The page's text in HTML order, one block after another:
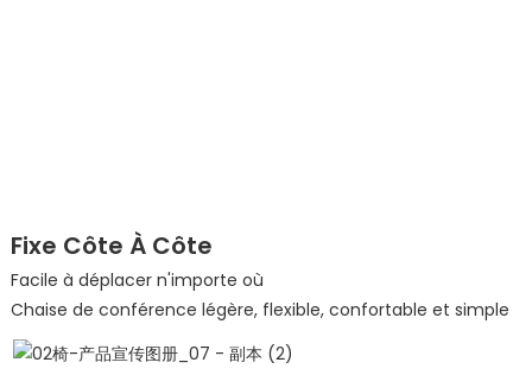
Fixe Côte À Côte
Facile à déplacer n'importe où
Chaise de conférence légère, flexible, confortable et simple